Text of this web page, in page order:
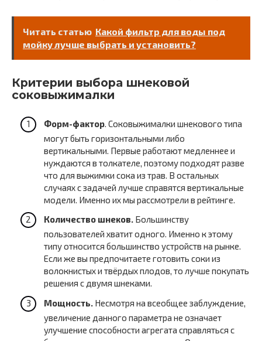
Читать статью Какой фильтр для воды под
мойку лучше выбрать и установить?
Критерии выбора шнековой
соковыжималки
Форм-фактор . Соковыжималки шнекового типа
могут быть горизонтальными либо
вертикальными. Первые работают медленнее и
нуждаются в толкателе, поэтому подходят разве
что для выжимки сока из трав. В остальных
случаях с задачей лучше справятся вертикальные
модели. Именно их мы рассмотрели в рейтинге.
Количество шнеков. Большинству
пользователей хватит одного. Именно к этому
типу относится большинство устройств на рынке.
Если же вы предпочитаете готовить соки из
волокнистых и твёрдых плодов, то лучше покупать
решения с двумя шнеками.
Мощность. Несмотря на всеобщее заблуждение,
увеличение данного параметра не означает
улучшение способности агрегата справляться с